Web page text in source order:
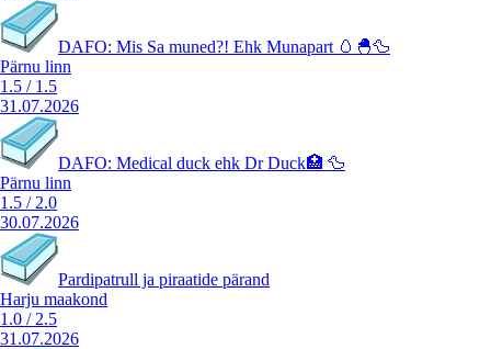
DAFO: Mis Sa muned?! Ehk Munapart 🥚🐣🦆
Pärnu linn
1.5 / 1.5
31.07.2026
DAFO: Medical duck ehk Dr Duck🏥 🦆
Pärnu linn
1.5 / 2.0
30.07.2026
Pardipatrull ja piraatide pärand
Harju maakond
1.0 / 2.5
31.07.2026